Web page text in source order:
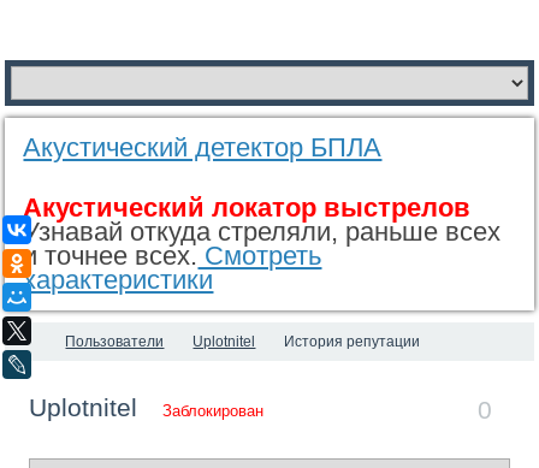
ВКонтакте
Одноклассники
Мой Мир
Акустический детектор БПЛА
Акустический локатор выстрелов
Узнавай откуда стреляли, раньше всех
и точнее всех. Смотреть
характеристики
Пользователи Uplotnitel История репутации
0
Uplotnitel Заблокирован